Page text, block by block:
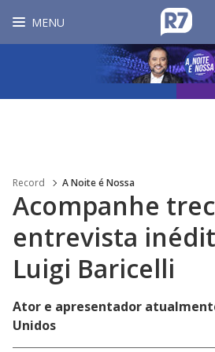
MENU
Record A Noite é Nossa
Acompanhe
entrevista
Luigi Baricelli
Ator e apresentador
Unidos